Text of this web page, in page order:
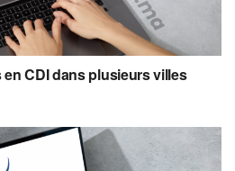
CDI dans plusieurs villes